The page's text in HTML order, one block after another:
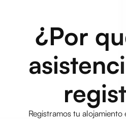
¿Por
Registramos tu